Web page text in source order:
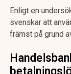
Enligt en
svenskar att
främst på grund